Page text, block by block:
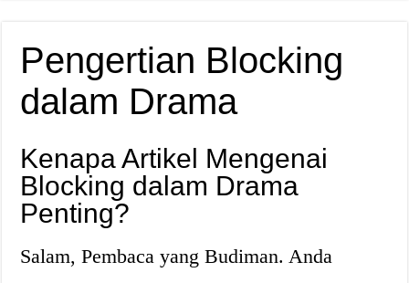
Pengertian Blocking
dalam Drama
Kenapa Artikel Mengenai
Blocking dalam Drama
Penting?
Salam, Pembaca yang Budiman. Anda